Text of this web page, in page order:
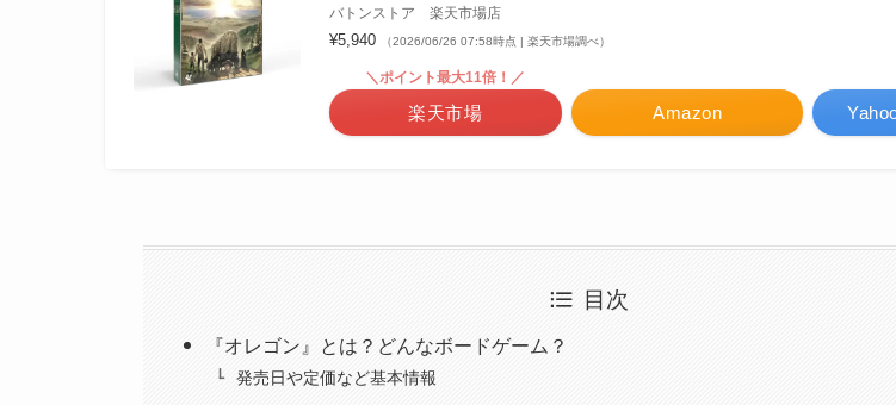
バトンストア 楽天市場店
¥5,940 （2026/06/26 07:58時点 | 楽天市場調べ）
Amazon
＼ポイント最大11倍！／
楽天市場
目次
『オレゴン』とは？どんなボードゲーム？
発売日や定価など基本情報